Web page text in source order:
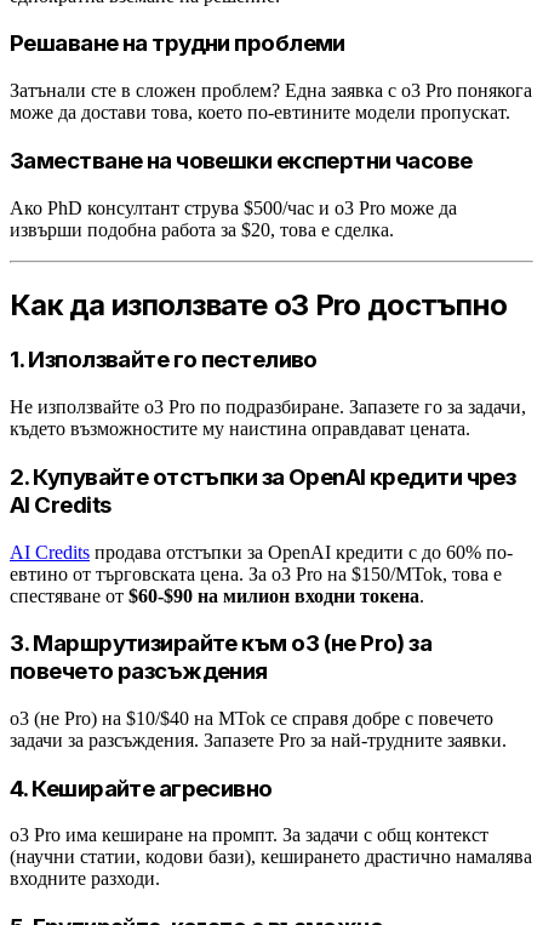
Решаване на трудни проблеми
Затънали сте в сложен проблем? Една заявка с o3 Pro понякога
може да достави това, което по-евтините модели пропускат.
Заместване на човешки експертни часове
Ако PhD консултант струва $500/час и o3 Pro може да
извърши подобна работа за $20, това е сделка.
Как да използвате o3 Pro достъпно
1. Използвайте го пестеливо
Не използвайте o3 Pro по подразбиране. Запазете го за задачи,
където възможностите му наистина оправдават цената.
2. Купувайте отстъпки за OpenAI кредити чрез
AI Credits
AI Credits продава отстъпки за OpenAI кредити с до 60% по-
евтино от търговската цена. За o3 Pro на $150/MTok, това е
спестяване от $60-$90 на милион входни токена.
3. Маршрутизирайте към o3 (не Pro) за
повечето разсъждения
o3 (не Pro) на $10/$40 на MTok се справя добре с повечето
задачи за разсъждения. Запазете Pro за най-трудните заявки.
4. Кеширайте агресивно
o3 Pro има кеширане на промпт. За задачи с общ контекст
(научни статии, кодови бази), кеширането драстично намалява
входните разходи.